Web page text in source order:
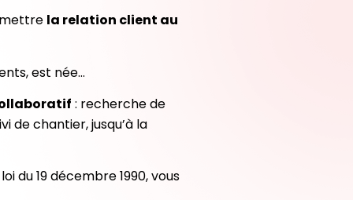
la relation client au
est née…
: recherche de
de chantier, jusqu’à la
du 19 décembre 1990, vous